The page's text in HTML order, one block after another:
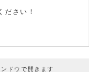
ださい！
ドウで開きます